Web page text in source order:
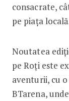
consacrate,
pe piața
Noutatea
pe Roți este
aventurii, cu
BTarena,